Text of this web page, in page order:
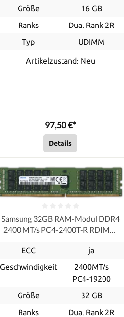
Größe
16 GB
Ranks
Dual Rank 2R
Typ
UDIMM
Artikelzustand: Neu
97,50 €*
Details
Samsung 32GB RAM-Modul DDR4
2400 MT/s PC4-2400T-R RDIMM
ECC
ja
Geschwindigkeit
2400MT/s
PC4‑19200
Größe
32 GB
Ranks
Dual Rank 2R